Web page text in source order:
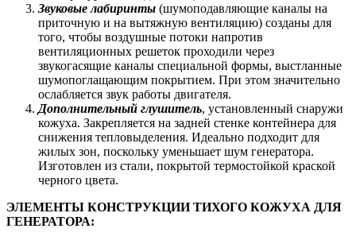
Звуковые лабиринты (шумоподавляющие каналы на
приточную и на вытяжную вентиляцию) созданы для
того, чтобы воздушные потоки напротив
вентиляционных решеток проходили через
звукогасящие каналы специальной формы, выстланные
шумопоглащающим покрытием. При этом значительно
ослабляется звук работы двигателя.
Дополнительный глушитель, установленный снаружи
кожуха. Закрепляется на задней стенке контейнера для
снижения тепловыделения. Идеально подходит для
жилых зон, поскольку уменьшает шум генератора.
Изготовлен из стали, покрытой термостойкой краской
черного цвета.
ЭЛЕМЕНТЫ КОНСТРУКЦИИ ТИХОГО КОЖУХА ДЛЯ
ГЕНЕРАТОРА: